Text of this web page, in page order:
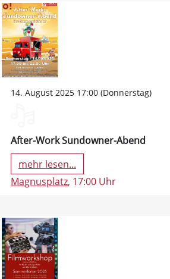
14. August 2025 17:00 (Donnerstag)
After-Work Sundowner-Abend
mehr lesen...
Magnusplatz, 17:00 Uhr